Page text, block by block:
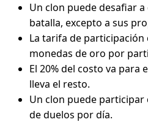
Un clon puede desafiar
batalla, excepto a sus
La tarifa de participación
monedas de oro por
El 20% del costo va para
lleva el resto.
Un clon puede
de duelos por día.